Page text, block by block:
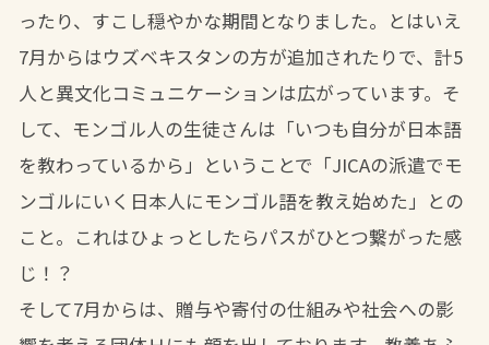
ったり、すこし穏やかな期間となりました。とはいえ
7月からはウズベキスタンの方が追加されたりで、計5
人と異文化コミュニケーションは広がっています。そ
して、モンゴル人の生徒さんは「いつも自分が日本語
を教わっているから」ということで「JICAの派遣でモ
ンゴルにいく日本人にモンゴル語を教え始めた」との
こと。これはひょっとしたらパスがひとつ繋がった感
じ！？
そして7月からは、贈与や寄付の仕組みや社会への影